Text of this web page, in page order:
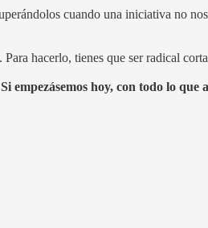
cuando una iniciativa no
. Para hacerlo, tienes que ser radical
hoy, con todo lo que